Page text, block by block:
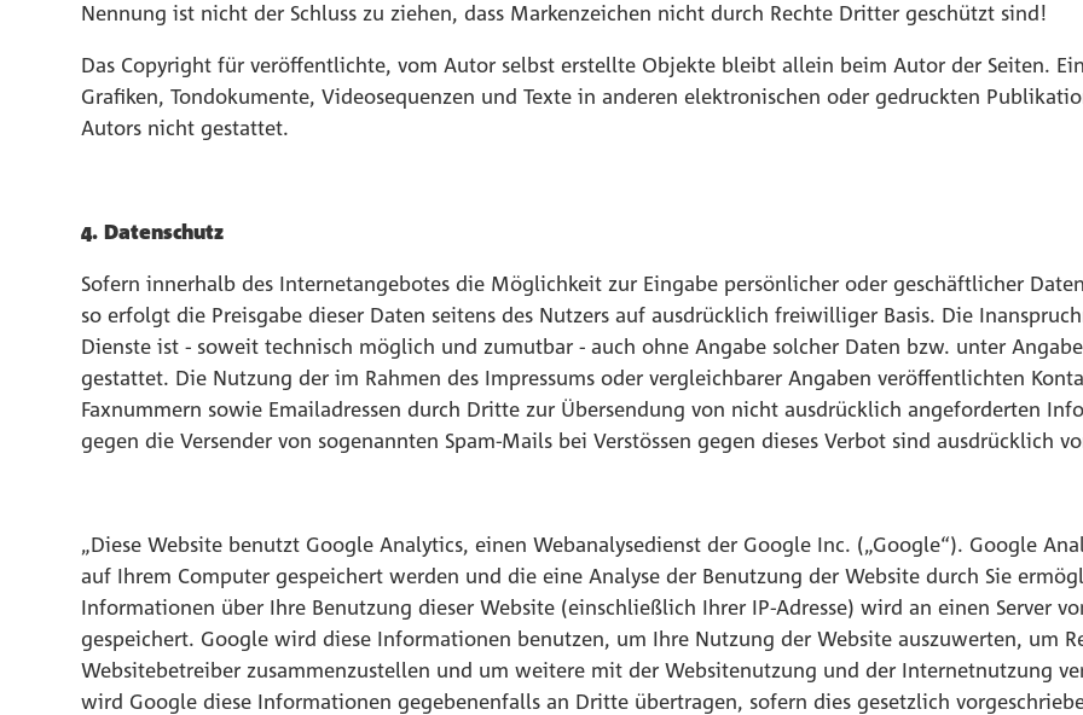
Nennung ist nicht der Schluss zu ziehen, dass Markenzeichen nicht durch Rechte Dritter geschützt sind!
Das Copyright für veröffentlichte, vom Autor selbst erstellte Objekte bleibt allein beim Autor der Seiten.
Grafiken, Tondokumente, Videosequenzen und Texte in anderen elektronischen oder gedruckten
Autors nicht gestattet.
4. Datenschutz
Sofern innerhalb des Internetangebotes die Möglichkeit zur Eingabe persönlicher oder geschäftlicher
so erfolgt die Preisgabe dieser Daten seitens des Nutzers auf ausdrücklich freiwilliger Basis. Die
Dienste ist - soweit technisch möglich und zumutbar - auch ohne Angabe solcher Daten bzw. unter
gestattet. Die Nutzung der im Rahmen des Impressums oder vergleichbarer Angaben veröffentlichten
Faxnummern sowie Emailadressen durch Dritte zur Übersendung von nicht ausdrücklich angeforderten
gegen die Versender von sogenannten Spam-Mails bei Verstössen gegen dieses Verbot sind ausdrücklich
„Diese Website benutzt Google Analytics, einen Webanalysedienst der Google Inc. („Google“). Google
auf Ihrem Computer gespeichert werden und die eine Analyse der Benutzung der Website durch Sie
Informationen über Ihre Benutzung dieser Website (einschließlich Ihrer IP-Adresse) wird an einen Server
gespeichert. Google wird diese Informationen benutzen, um Ihre Nutzung der Website auszuwerten, um
Websitebetreiber zusammenzustellen und um weitere mit der Websitenutzung und der Internetnutzung
wird Google diese Informationen gegebenenfalls an Dritte übertragen, sofern dies gesetzlich